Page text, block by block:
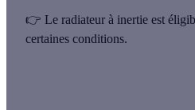
👉 Le radiateur à inertie est
certaines conditions.